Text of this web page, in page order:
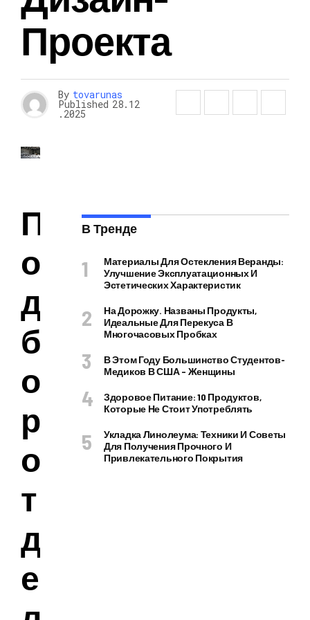
Проекта
By tovarunas
Published 28.12
.2025
П
о
д
б
о
р
о
т
д
е
В Тренде
Материалы Для Остекления Веранды:
Улучшение Эксплуатационных И
Эстетических Характеристик
На Дорожку. Названы Продукты,
Идеальные Для Перекуса В
Многочасовых Пробках
В Этом Году Большинство Студентов-
Медиков В США – Женщины
Здоровое Питание: 10 Продуктов,
Которые Не Стоит Употреблять
Укладка Линолеума: Техники И Советы
Для Получения Прочного И
Привлекательного Покрытия